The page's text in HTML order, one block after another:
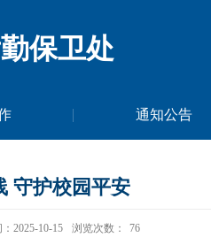
保卫处
通知公告
守护校园平安
2025-10-15 浏览次数： 76